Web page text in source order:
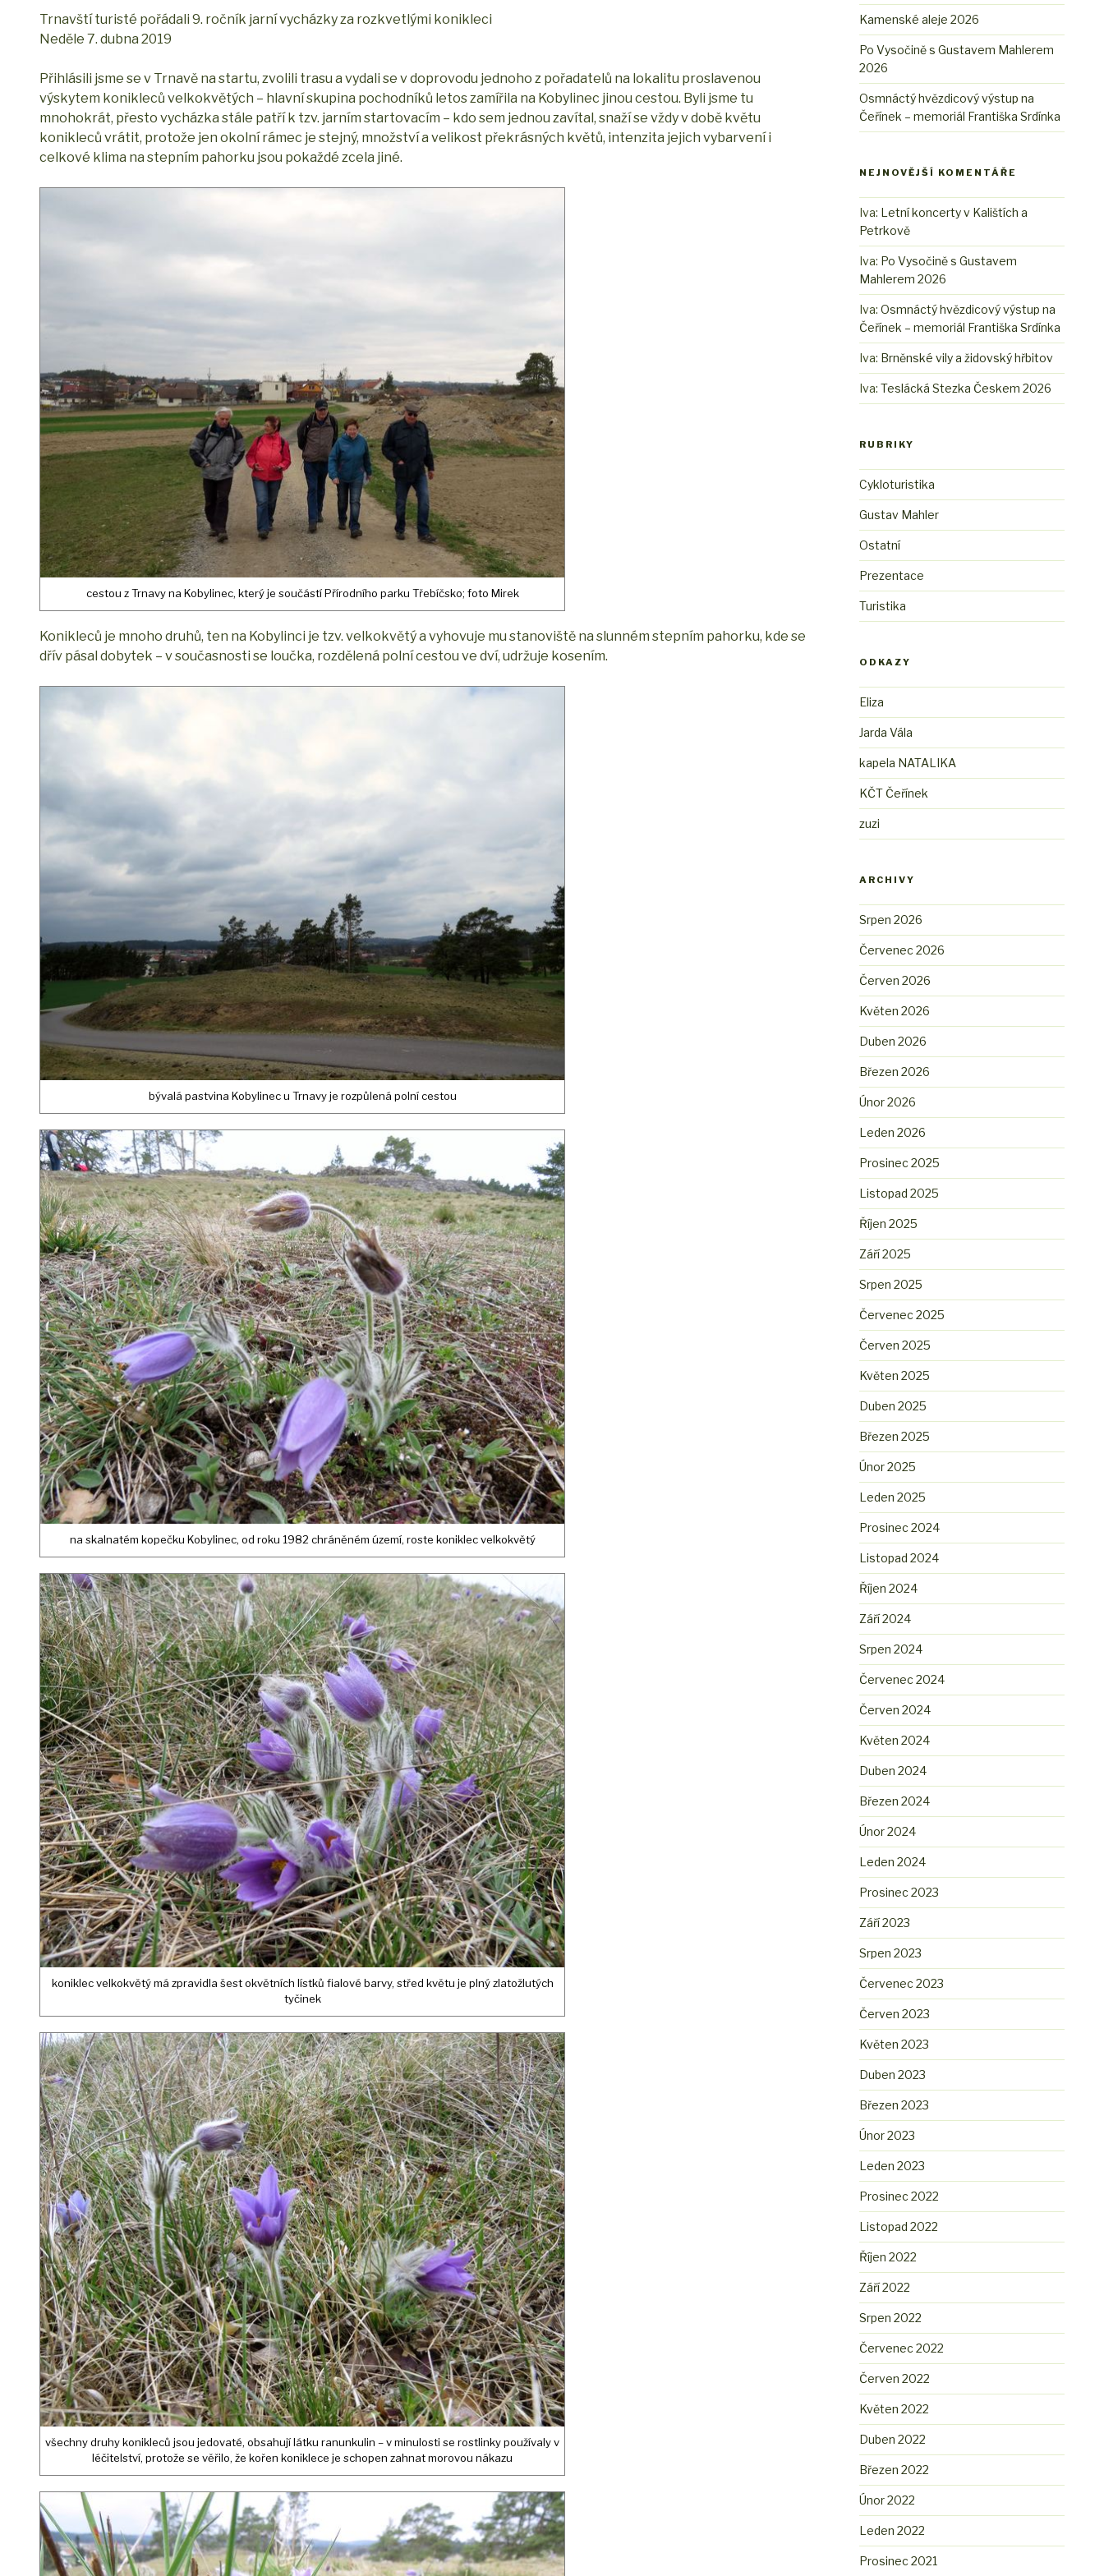
Trnavští turisté pořádali 9. ročník jarní vycházky za rozkvetlými konikleci
Neděle 7. dubna 2019
Přihlásili jsme se v Trnavě na startu, zvolili trasu a vydali se v doprovodu jednoho z pořadatelů na lokalitu proslavenou
výskytem konikleců velkokvětých – hlavní skupina pochodníků letos zamířila na Kobylinec jinou cestou. Byli jsme tu
mnohokrát, přesto vycházka stále patří k tzv. jarním startovacím – kdo sem jednou zavítal, snaží se vždy v době květu
konikleců vrátit, protože jen okolní rámec je stejný, množství a velikost překrásných květů, intenzita jejich vybarvení i
celkové klima na stepním pahorku jsou pokaždé zcela jiné.
cestou z Trnavy na Kobylinec, který je součástí Přírodního parku Třebíčsko; foto Mirek
Konikleců je mnoho druhů, ten na Kobylinci je tzv. velkokvětý a vyhovuje mu stanoviště na slunném stepním pahorku, kde se
dřív pásal dobytek – v současnosti se loučka, rozdělená polní cestou ve dví, udržuje kosením.
bývalá pastvina Kobylinec u Trnavy je rozpůlená polní cestou
na skalnatém kopečku Kobylinec, od roku 1982 chráněném území, roste koniklec velkokvětý
koniklec velkokvětý má zpravidla šest okvětních lístků fialové barvy, střed květu je plný zlatožlutých
tyčinek
všechny druhy konikleců jsou jedovaté, obsahují látku ranunkulin – v minulosti se rostlinky používaly v
léčitelství, protože se věřilo, že kořen koniklece je schopen zahnat morovou nákazu
Kamenské aleje 2026
Po Vysočině s Gustavem Mahlerem
2026
Osmnáctý hvězdicový výstup na
Čeřínek – memoriál Františka Srdínka
NEJNOVĚJŠÍ KOMENTÁŘE
Iva: Letní koncerty v Kalištích a
Petrkově
Iva: Po Vysočině s Gustavem
Mahlerem 2026
Iva:Osmnáctý hvězdicový výstup na
Čeřínek – memoriál Františka Srdínka
Iva: Brněnské vily a židovský hřbitov
Iva:Teslácká Stezka Českem 2026
RUBRIKY
Cykloturistika
Gustav Mahler
Ostatní
Prezentace
Turistika
ODKAZY
Eliza
Jarda Vála
kapela NATALIKA
KČT Čeřínek
zuzi
ARCHIVY
Srpen 2026
Červenec 2026
Červen 2026
Květen 2026
Duben 2026
Březen 2026
Únor 2026
Leden 2026
Prosinec 2025
Listopad 2025
Říjen 2025
Září 2025
Srpen 2025
Červenec 2025
Červen 2025
Květen 2025
Duben 2025
Březen 2025
Únor 2025
Leden 2025
Prosinec 2024
Listopad 2024
Říjen 2024
Září 2024
Srpen 2024
Červenec 2024
Červen 2024
Květen 2024
Duben 2024
Březen 2024
Únor 2024
Leden 2024
Prosinec 2023
Září 2023
Srpen 2023
Červenec 2023
Červen 2023
Květen 2023
Duben 2023
Březen 2023
Únor 2023
Leden 2023
Prosinec 2022
Listopad 2022
Říjen 2022
Září 2022
Srpen 2022
Červenec 2022
Červen 2022
Květen 2022
Duben 2022
Březen 2022
Únor 2022
Leden 2022
Prosinec 2021